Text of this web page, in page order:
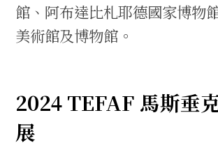
館、阿布達比札耶德國家博物
美術館及博物館。
2024 TEFAF 馬斯垂
展